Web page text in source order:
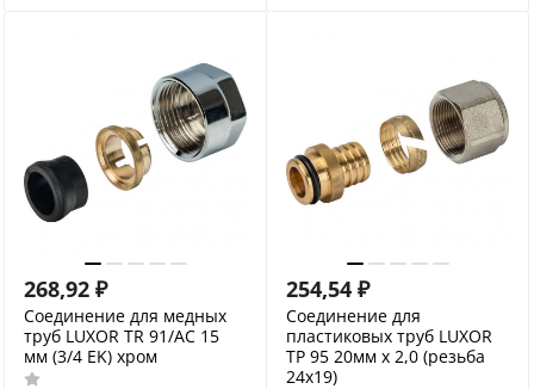
268,92 ₽
Соединение для медных
труб LUXOR TR 91/AC 15
мм (3/4 EK) хром
254,54 ₽
Соединение для
пластиковых труб LUXOR
TP 95 20мм х 2,0 (резьба
24x19)